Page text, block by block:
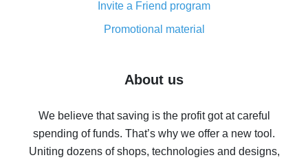
8% cash back on AliExpress - saving real money is a
real thing
Five ways to get the most cash back on AliExpress
back
10% cash back on AliExpress - the impossible is
possible
Invite a Friend program
Promotional material
About us
We believe that saving is the profit got at careful
spending of funds. That’s why we offer a new tool.
Uniting dozens of shops, technologies and designs,